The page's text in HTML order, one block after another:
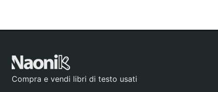
Compra e vendi libri di testo usati